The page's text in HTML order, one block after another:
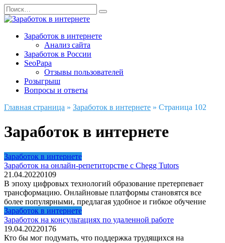
Перейти
к
содержанию
Search
for:
Заработок в интернете
Анализ сайта
Заработок в России
SeoPapa
Отзывы пользователей
Розыгрыш
Вопросы и ответы
Главная страница » Заработок в интернете » Страница 102
Заработок в интернете
Заработок в интернете
Заработок на онлайн-репетиторстве с Chegg Tutors
21.04.20220109
В эпоху цифровых технологий образование претерпевает
трансформацию. Онлайновые платформы становятся все
более популярными, предлагая удобное и гибкое обучение
Заработок в интернете
Заработок на консультациях по удаленной работе
19.04.20220176
Кто бы мог подумать, что поддержка трудящихся на